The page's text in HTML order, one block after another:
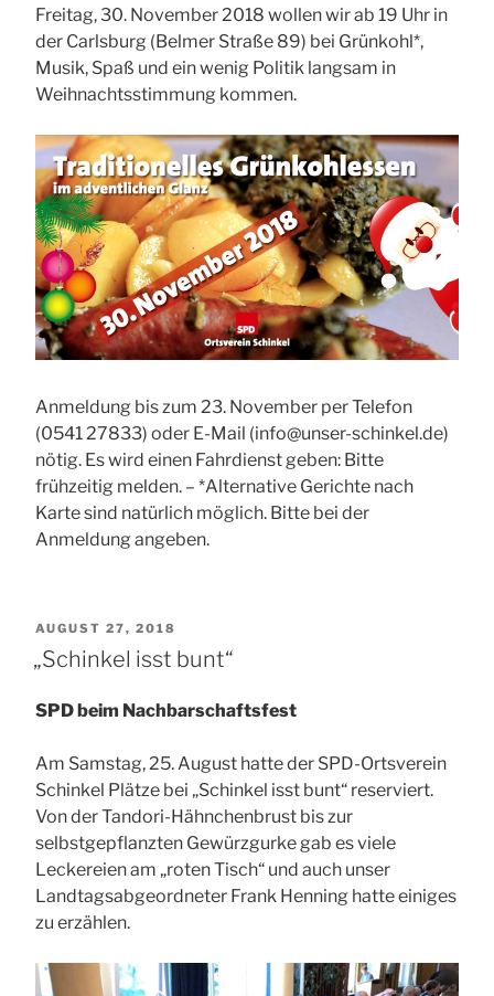
Freitag, 30. November 2018 wollen wir ab 19 Uhr in
der Carlsburg (Belmer Straße 89) bei Grünkohl*,
Musik, Spaß und ein wenig Politik langsam in
Weihnachtsstimmung kommen.
Anmeldung bis zum 23. November per Telefon
(0541 27833) oder E-Mail (info@unser-schinkel.de)
nötig. Es wird einen Fahrdienst geben: Bitte
frühzeitig melden. – *Alternative Gerichte nach
Karte sind natürlich möglich. Bitte bei der
Anmeldung angeben.
VERÖFFENTLICHT
AM
AUGUST 27, 2018
„Schinkel isst bunt“
SPD beim Nachbarschaftsfest
Am Samstag, 25. August hatte der SPD-Ortsverein
Schinkel Plätze bei „Schinkel isst bunt“ reserviert.
Von der Tandori-Hähnchenbrust bis zur
selbstgepflanzten Gewürzgurke gab es viele
Leckereien am „roten Tisch“ und auch unser
Landtagsabgeordneter Frank Henning hatte einiges
zu erzählen.